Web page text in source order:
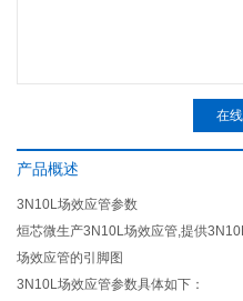
在
产品概述
3N10L场效应管参数
烜芯微生产3N10L场效应管,提供
场效应管的引脚图
3N10L场效应管参数具体如下：